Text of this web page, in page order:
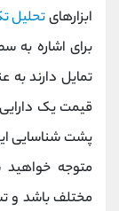
ابزارهایتحلیل
برای اشاره به
تمایل دارند به
قیمت یک
پشت شناسایی
متوجه
مختلف باشد و
بدون پیش شماره
اینستاگرام
کانال تلگرام